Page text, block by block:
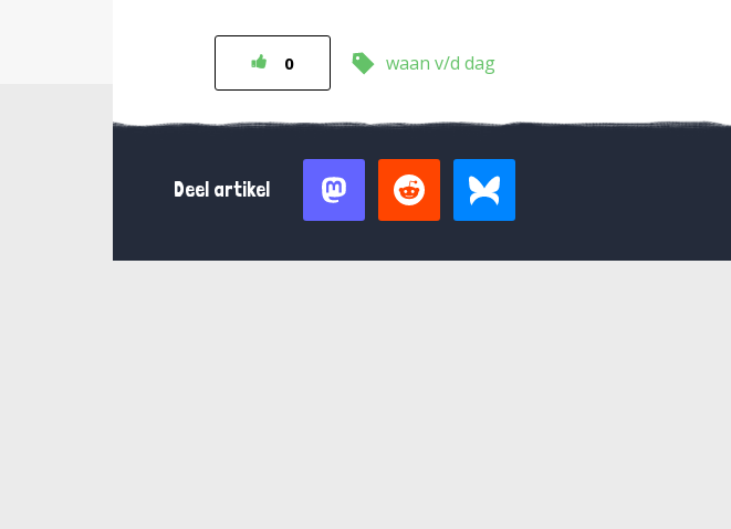
0 waan v/d dag
Deel artikel